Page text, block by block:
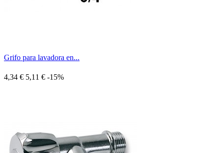
Grifo para lavadora en...
4,34 € 5,11 € -15%